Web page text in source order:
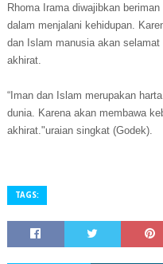
Rhoma Irama diwajibkan
dalam menjalani kehidupan.
dan Islam manusia akan
akhirat.
“Iman dan Islam merupakan
dunia. Karena akan membawa
akhirat."uraian singkat (Godek).
TAGS: